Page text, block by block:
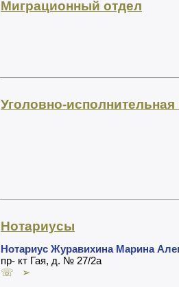
Миграционный отдел
Уголовно-исполнительная
Нотариусы
Нотариус Журавихина Марина
пр- кт Гая, д. № 27/2а
☏ ➢